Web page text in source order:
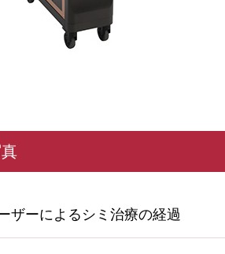
ザーによるシミ治療の経過